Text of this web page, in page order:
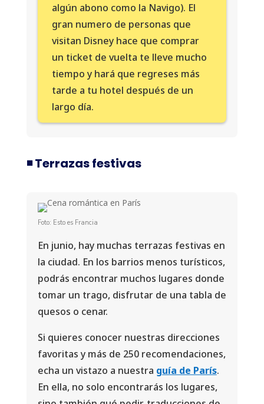
algún abono como la Navigo). El
gran numero de personas que
visitan Disney hace que comprar
un ticket de vuelta te lleve mucho
tiempo y hará que regreses más
tarde a tu hotel después de un
largo día.
◾️ Terrazas festivas
Foto: Esto es Francia
En junio, hay muchas terrazas festivas en
la ciudad. En los barrios menos turísticos,
podrás encontrar muchos lugares donde
tomar un trago, disfrutar de una tabla de
quesos o cenar.
Si quieres conocer nuestras direcciones
favoritas y más de 250 recomendaciones,
echa un vistazo a nuestra guía de París.
En ella, no solo encontrarás los lugares,